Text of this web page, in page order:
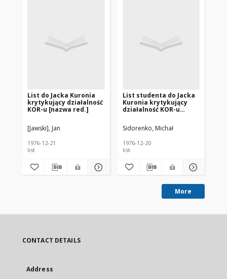
List do Jacka Kuronia
krytykujący działalność
KOR-u [nazwa red.]
[Jawski], Jan
1976-12-21
list
List studenta do Jacka
Kuronia krytykujący
działalność KOR-u
Sidorenko, Michał
1976-12-20
list
More
CONTACT DETAILS
Address